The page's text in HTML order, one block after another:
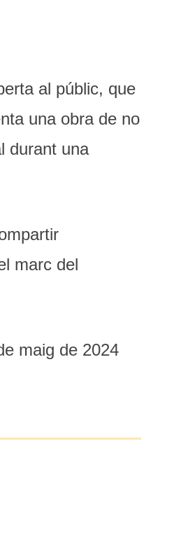
al públic, que
una obra de no
durant una
marc del
maig de 2024